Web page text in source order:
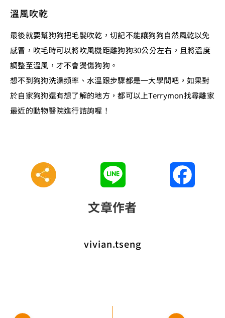
溫風吹乾
最後就要幫狗狗把毛髮吹乾，切記不能讓狗狗自然風乾以免
感冒，吹毛時可以將吹風機距離狗狗30公分左右，且將溫度
調整至溫風，才不會燙傷狗狗。
想不到狗狗洗澡頻率、水溫跟步驟都是一大學問吧，如果對
於自家狗狗還有想了解的地方，都可以上Terrymon找尋離家
最近的動物醫院進行諮詢喔！
文章作者
vivian.tseng